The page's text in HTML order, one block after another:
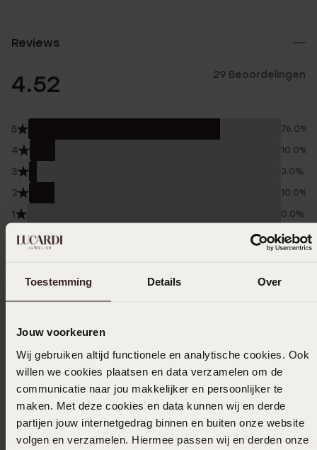
Toestemming Details Over
Jouw voorkeuren
Wij gebruiken altijd functionele en analytische cookies. Ook
willen we cookies plaatsen en data verzamelen om de
communicatie naar jou makkelijker en persoonlijker te
maken. Met deze cookies en data kunnen wij en derde
partijen jouw internetgedrag binnen en buiten onze website
volgen en verzamelen. Hiermee passen wij en derden onze
Reviews
4.52 29 Beoordelingen
5 76.0%
4 10.0%
3 3.0%
2 10.0%
1 0.0%
Verzameld onder de
van
Filter
07-11-2025 - Wolly E.
Voor mijn Kleinkinderen besteld goed stevig
en mooie kwaliteit